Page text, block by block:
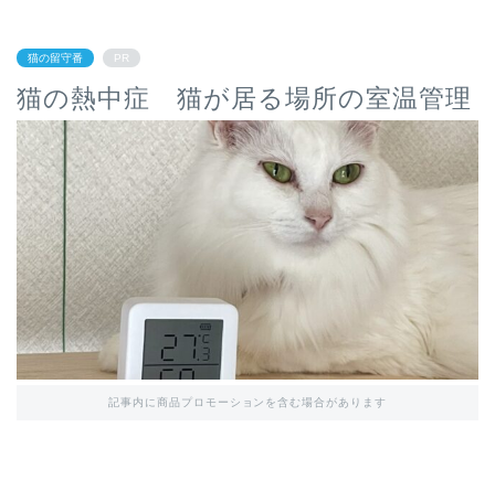
猫の留守番 PR
猫の熱中症 猫が居る場所の室温管理
記事内に商品プロモーションを含む場合があります